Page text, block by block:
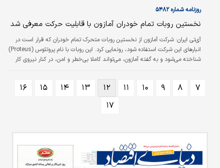
روزنامه شماره ۵۴۸۲
نخستین روبات تمام خودران آمازون با قابلیت حرکت معرفی شد
آي‌تي ايران: شرکت آمازون از نخستین روبات متحرک تمام خودران که قرار است در
انبارهای این شرکت استفاده شود، رونمایی کرد. این روبات با نام پروتئوس (Proteus)
شناخته ‌می‌شود و به گفته آمازون، ‌می‌تواند کاملا بی‌خطر و امن، در کنار نیروی کار
شرکت، در محیط‌های اختصاصی و به دور از کارگران مورد استفاده قرار ‌می‌گرفت.
۷ ۸ ۹ ۱۰ ۱۱ ۱۲ ۱۳ ۱۴ ۱۵
۱۶
۱۷